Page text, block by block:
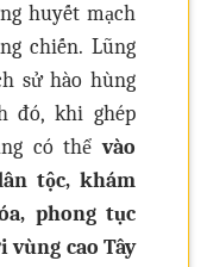
huyết mạch
chiến. Lũng
sử hào hùng
đó, khi ghép
có thểvào
tộc, khám
phong tục
vùng cao Tây